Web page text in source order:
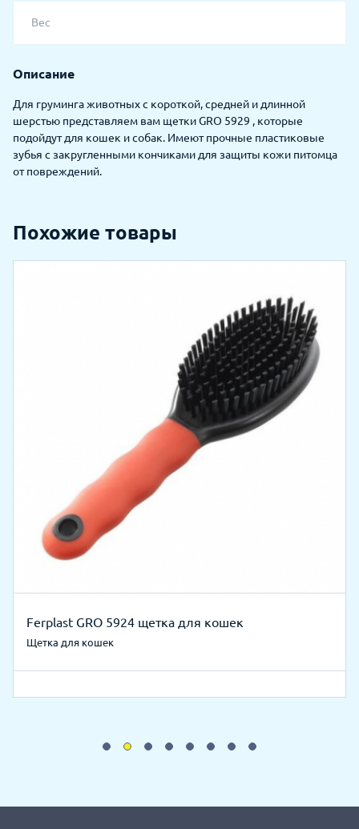
Вес
Описание
Для груминга животных с короткой, средней и длинной
шерстью представляем вам щетки GRO 5929 , которые
подойдут для кошек и собак. Имеют прочные пластиковые
зубья с закругленными кончиками для защиты кожи питомца
от повреждений.
Похожие товары
Ferplast GRO 5924 щетка для кошек
Щетка для кошек